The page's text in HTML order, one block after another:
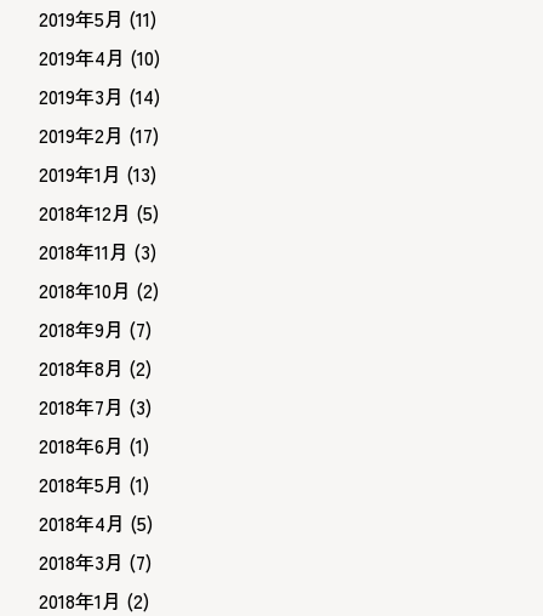
2019年5月 (11)
2019年4月 (10)
2019年3月 (14)
2019年2月 (17)
2019年1月 (13)
2018年12月 (5)
2018年11月 (3)
2018年10月 (2)
2018年9月 (7)
2018年8月 (2)
2018年7月 (3)
2018年6月 (1)
2018年5月 (1)
2018年4月 (5)
2018年3月 (7)
2018年1月 (2)